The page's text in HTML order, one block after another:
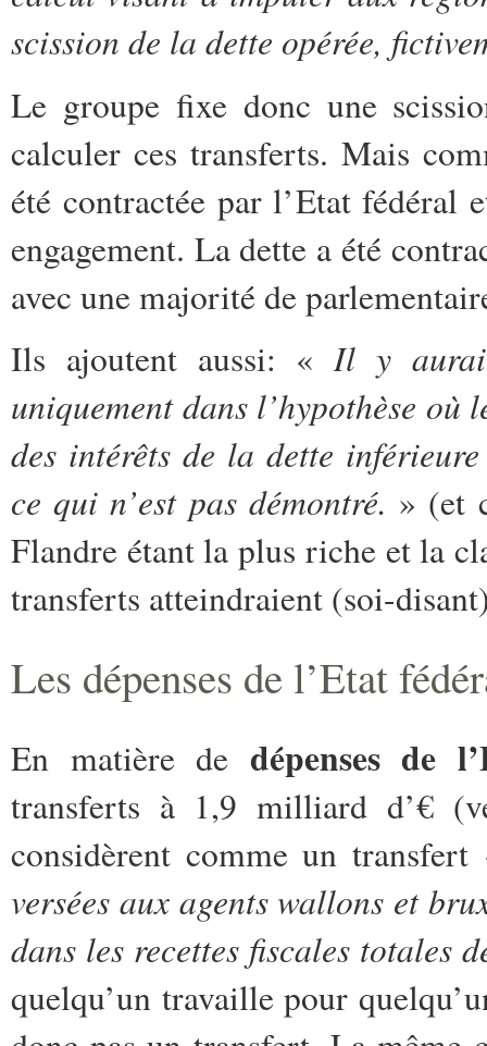
scission de la dette opérée,
Le groupe fixe donc une
calculer ces transferts. Mais
été contractée par l’Etat fédéral
engagement. La dette a été
avec une majorité de
Ils ajoutent aussi: «Il y
uniquement dans l’hypothèse où
des intérêts de la dette
ce qui n’est pas démontré. » (et
Flandre étant la plus riche et la
transferts atteindraient (soi-
Les dépenses de l’Etat
En matière de dépenses de
transferts à 1,9 milliard d’€
considèrent comme un
versées aux agents wallons et
dans les recettes fiscales totales
quelqu’un travaille pour